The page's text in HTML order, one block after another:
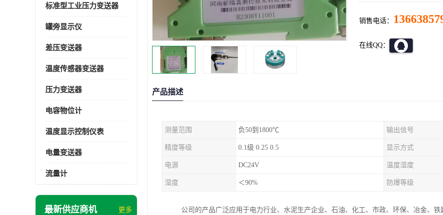
标准型工业压力变送器
罐旁显示仪
差压变送器
温度传感器变送器
压力变送器
电容物位计
温度显示控制仪表
电量变送器
流量计
最新供应商机 更多
销售电话：
在线QQ：
产品描述
测量范围 负50到1800℃ 输出信号
精度等级 0.1级 0.25 0.5 显示方式
电源 DC24V 温度湿度
湿度 ＜90% 防爆等级
公司的产品广泛应用于电力行业、水泥生产企业、石油、化工、市政、环保、冶金、